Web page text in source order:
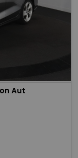
Aut